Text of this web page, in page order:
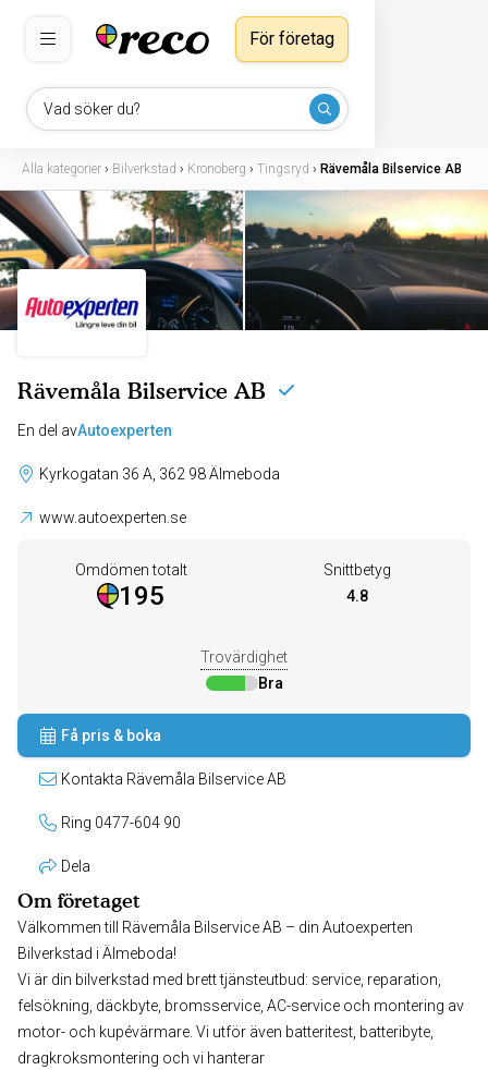
Vad söker du?
För företag
Alla kategorier › Bilverkstad › Kronoberg › Tingsryd › Rävemåla Bilservice AB
Rävemåla Bilservice AB
En del avAutoexperten
Kyrkogatan 36 A, 362 98 Älmeboda
www.autoexperten.se
Omdömen totalt
195
Snittbetyg
4.8
Trovärdighet
Bra
Få pris & boka
Kontakta Rävemåla Bilservice AB
Ring 0477-604 90
Dela
Om företaget
Välkommen till Rävemåla Bilservice AB – din Autoexperten
Bilverkstad i Älmeboda!
Vi är din bilverkstad med brett tjänsteutbud: service, reparation,
felsökning, däckbyte, bromsservice, AC-service och montering av
motor- och kupévärmare. Vi utför även batteritest, batteribyte,
dragkroksmontering och vi hanterar